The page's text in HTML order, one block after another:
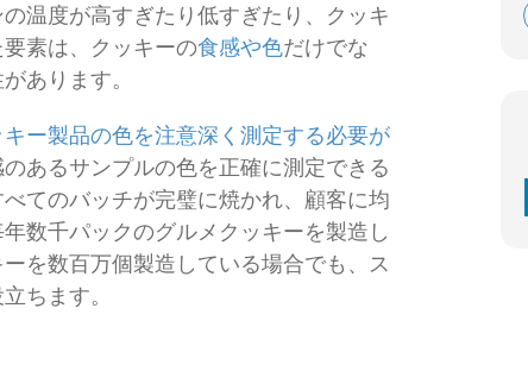
温度が高すぎたり低すぎたり、クッキ
素は、クッキーの食感や色だけでな
あります。
キー製品の色を注意深く測定する必要が
あるサンプルの色を正確に測定できる
てのバッチが完璧に焼かれ、顧客に均
数千パックのグルメクッキーを製造し
を数百万個製造している場合でも、ス
ちます。